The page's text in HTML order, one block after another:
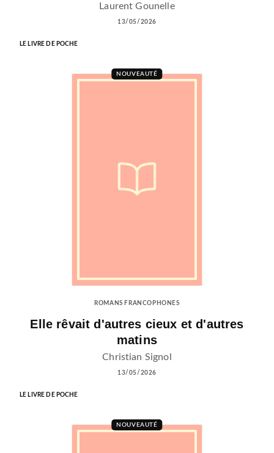
Laurent Gounelle
13/05/2026
LE LIVRE DE POCHE
NOUVEAUTÉ
ROMANS FRANCOPHONES
Elle rêvait d'autres cieux et d'autres
matins
Christian Signol
13/05/2026
LE LIVRE DE POCHE
NOUVEAUTÉ